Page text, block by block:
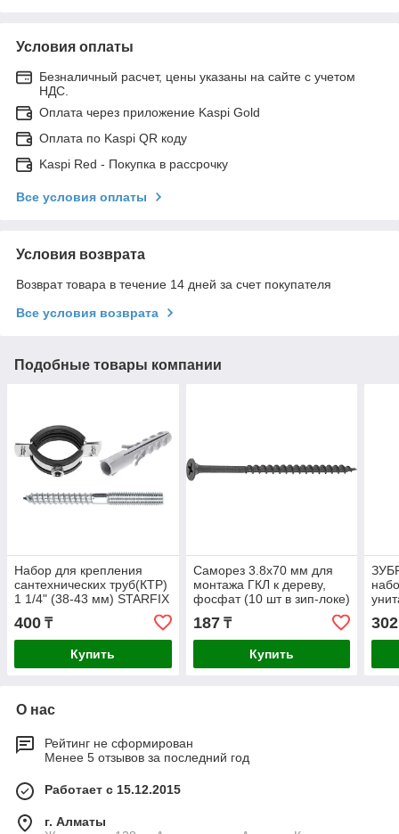
Условия оплаты
Безналичный расчет, цены указаны на сайте с учетом
НДС.
Оплата через приложение Kaspi Gold
Оплата по Kaspi QR коду
Kaspi Red - Покупка в рассрочку
Все условия оплаты
Условия возврата
Возврат товара в течение 14 дней за счет покупателя
Все условия возврата
Подобные товары компании
Набор для крепления
сантехнических труб(КТР)
1 1/4" (38-43 мм) STARFIX
400 ₸
Купить
Саморез 3.8х70 мм для
монтажа ГКЛ к дереву,
фосфат (10 шт в зип-локе)
STARFIX
187₸
Купить
302
О нас
Рейтинг не сформирован
Менее 5 отзывов за последний год
Работает с 15.12.2015
г. Алматы